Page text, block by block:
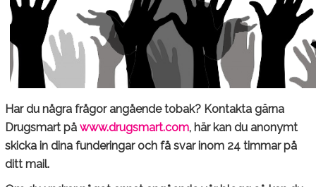
Har du några frågor angående tobak? Kontakta gärna
Drugsmart på www.drugsmart.com, här kan du anonymt
skicka in dina funderingar och få svar inom 24 timmar på
ditt mail.